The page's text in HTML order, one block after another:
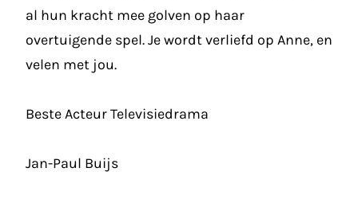
al hun kracht mee golven op haar
overtuigende spel. Je wordt verliefd op Anne, en
velen met jou.
Beste Acteur Televisiedrama
Jan-Paul Buijs